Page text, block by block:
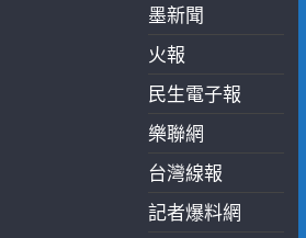
墨新聞
火報
民生電子報
樂聯網
台灣線報
記者爆料網